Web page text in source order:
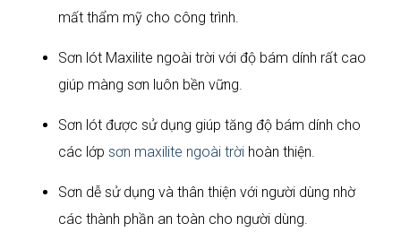
mất thẩm mỹ cho công trình.
Sơn lót Maxilite ngoài trời với độ bám dính rất cao
giúp màng sơn luôn bền vững.
Sơn lót được sử dụng giúp tăng độ bám dính cho
các lớp sơn maxilite ngoài trời hoàn thiện.
Sơn dễ sử dụng và thân thiện với người dùng nhờ
các thành phần an toàn cho người dùng.